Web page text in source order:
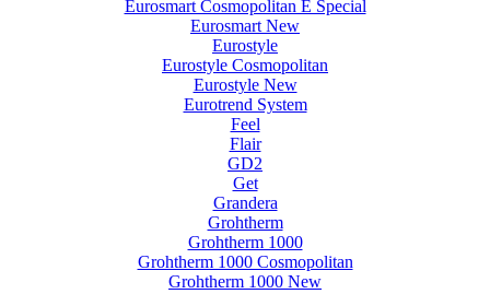
Eurosmart Cosmopolitan E Special
Eurosmart New
Eurostyle
Eurostyle Cosmopolitan
Eurostyle New
Eurotrend System
Feel
Flair
GD2
Get
Grandera
Grohtherm
Grohtherm 1000
Grohtherm 1000 Cosmopolitan
Grohtherm 1000 New